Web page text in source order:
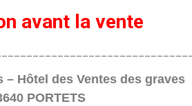
avant la vente
– Hôtel des Ventes des graves
PORTETS